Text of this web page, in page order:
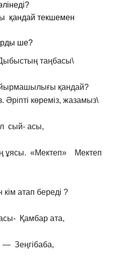
текшемен
ше?
таңбасы\
қандай?
көреміз, жазамыз\
сый- асы,
«Мектеп» Мектеп
кім атап береді ?
ата,